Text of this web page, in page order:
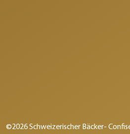
©2026 Schweizerischer Bäcker-